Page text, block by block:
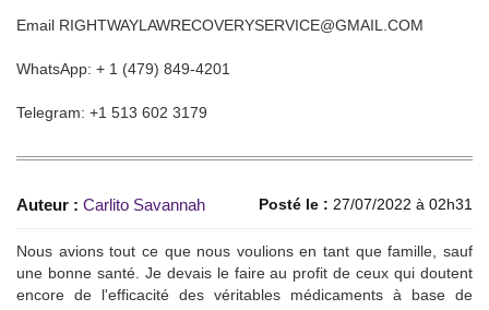
Email RIGHTWAYLAWRECOVERYSERVICE@GMAIL.COM
WhatsApp: + 1 (479) 849-4201
Telegram: ‪+1 513 602 3179
Auteur : Carlito Savannah Posté le : 27/07/2022 à 02h31
Nous avions tout ce que nous voulions en tant que famille, sauf
une bonne santé. Je devais le faire au profit de ceux qui doutent
encore de l'efficacité des véritables médicaments à base de